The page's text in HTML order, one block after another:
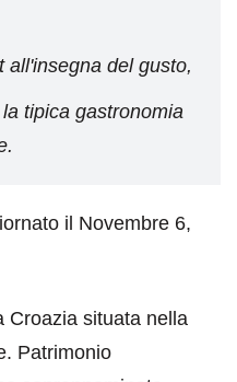
all'insegna del gusto,
tipica gastronomia
il Novembre 6,
Croazia situata nella
Patrimonio